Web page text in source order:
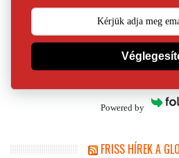
Powered by
FRISS HÍREK A